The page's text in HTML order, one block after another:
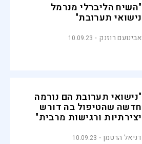
"השיח הליברלי מנרמל
נישואי תערובת"
אבינועם רוזנק 10.09.23
"נישואי תערובת הם נורמה
חדשה שהטיפול בה דורש
יצירתיות ורגישות מרבית"
דניאל הרטמן 10.09.23